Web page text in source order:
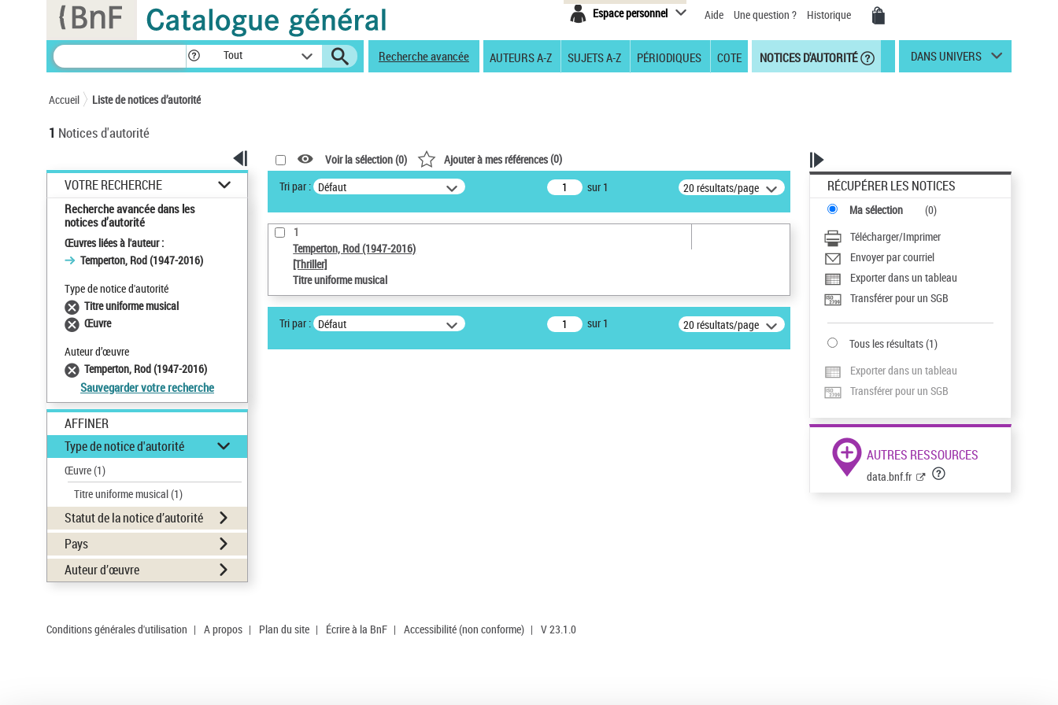
Espace personnel Aide Une question ? Historique
Tout Recherche avancée AUTEURS A-Z SUJETS A-Z PÉRIODIQUES COTE NOTICES D'AUTORITÉ DANS UNIVERS
Accueil Liste de notices d’autorité
1 Notices d'autorité
VOTRE RECHERCHE
Recherche avancée dans les
notices d’autorité
Œuvres liées à l'auteur :
Temperton, Rod (1947-2016)
Type de notice d'autorité
Titre uniforme musical
Œuvre
Auteur d’œuvre
Temperton, Rod (1947-2016)
Sauvegarder votre recherche
AFFINER
Type de notice d'autorité
Œuvre(1)
Titre uniforme musical(1)
Statut de la notice d’autorité
Pays
Auteur d’œuvre
Voir la sélection (0) Ajouter à mes références(0)
Tri par : Défaut sur 1 20 résultats/page
1
Temperton, Rod (1947-2016)
[Thriller]
Titre uniforme musical
Tri par : Défaut sur 1 20 résultats/page
RÉCUPÉRER LES NOTICES
Ma sélection (0)
Télécharger/Imprimer
Envoyer par courriel
Exporter dans un tableau
Transférer pour un SGB
Tous les résultats(1)
Exporter dans un tableau
Transférer pour un SGB
AUTRES RESSOURCES
data.bnf.fr
Conditions générales d'utilisation | A propos | Plan du site | Écrire à la BnF | Accessibilité (non conforme) | V 23.1.0
Panneau de gestion des cookies